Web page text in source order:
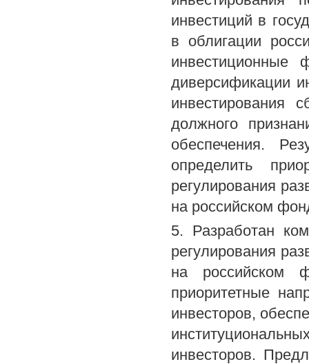
инвестиций в
в облигации
инвестиционные
диверсификации
должного
обеспечения.
определить
регулирования
на российском
5. Разработан
регулирования
на российском
приоритетные
инвесторов,
инвесторов.